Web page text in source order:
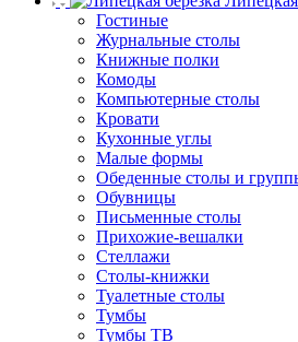
Гостиные
Журнальные столы
Книжные полки
Комоды
Компьютерные столы
Кровати
Кухонные углы
Малые формы
Обеденные столы и
Обувницы
Письменные столы
Прихожие-вешалки
Стеллажи
Столы-книжки
Туалетные столы
Тумбы
Тумбы ТВ